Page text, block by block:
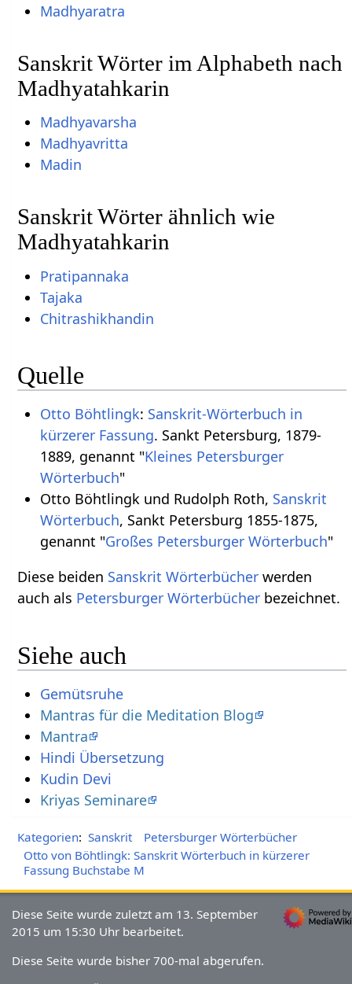
Madhyaratra
Sanskrit Wörter im Alphabeth nach
Madhyatahkarin
Madhyavarsha
Madhyavritta
Madin
Sanskrit Wörter ähnlich wie
Madhyatahkarin
Pratipannaka
Tajaka
Chitrashikhandin
Quelle
Otto Böhtlingk: Sanskrit-Wörterbuch in
kürzerer Fassung. Sankt Petersburg, 1879-
1889, genannt "Kleines Petersburger
Wörterbuch"
Otto Böhtlingk und Rudolph Roth, Sanskrit
Wörterbuch, Sankt Petersburg 1855-1875,
genannt "Großes Petersburger Wörterbuch"
Diese beiden Sanskrit Wörterbücher werden
auch als Petersburger Wörterbücher bezeichnet.
Siehe auch
Gemütsruhe
Mantras für die Meditation Blog
Mantra
Kudin Devi
Kriyas Seminare
Kategorien: Sanskrit
Petersburger Wörterbücher
Otto von Böhtlingk: Sanskrit Wörterbuch in kürzerer
Fassung Buchstabe M
Diese Seite wurde zuletzt am 13. September
2015 um 15:30 Uhr bearbeitet.
Diese Seite wurde bisher 700-mal abgerufen.